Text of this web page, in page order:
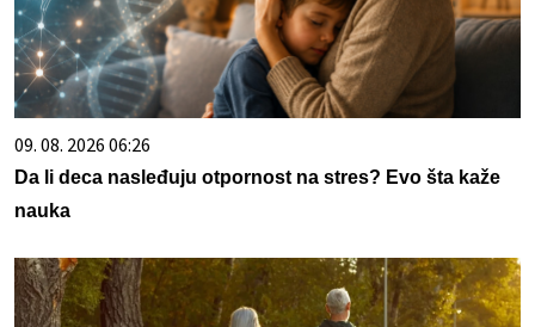
09. 08. 2026 06:26
Da li deca nasleđuju otpornost na stres? Evo šta kaže
nauka